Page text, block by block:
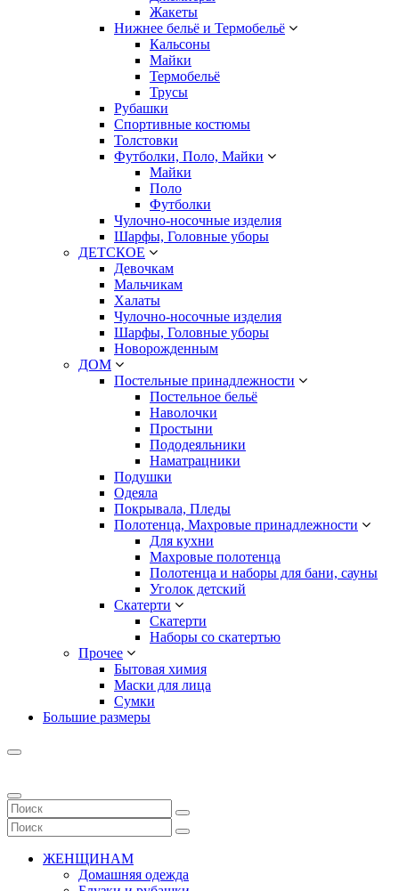
Жакеты
Нижнее бельё и Термобельё
Кальсоны
Майки
Термобельё
Трусы
Рубашки
Спортивные костюмы
Толстовки
Футболки, Поло, Майки
Майки
Поло
Футболки
Чулочно-носочные изделия
Шарфы, Головные уборы
ДЕТСКОЕ
Девочкам
Мальчикам
Халаты
Чулочно-носочные изделия
Шарфы, Головные уборы
Новорожденным
ДОМ
Постельные принадлежности
Постельное бельё
Наволочки
Простыни
Пододеяльники
Наматрацники
Подушки
Одеяла
Покрывала, Пледы
Полотенца, Махровые принадлежности
Для кухни
Махровые полотенца
Полотенца и наборы для бани, сауны
Уголок детский
Скатерти
Скатерти
Наборы со скатертью
Прочее
Бытовая химия
Маски для лица
Сумки
Большие размеры
ЖЕНЩИНАМ
Домашняя одежда